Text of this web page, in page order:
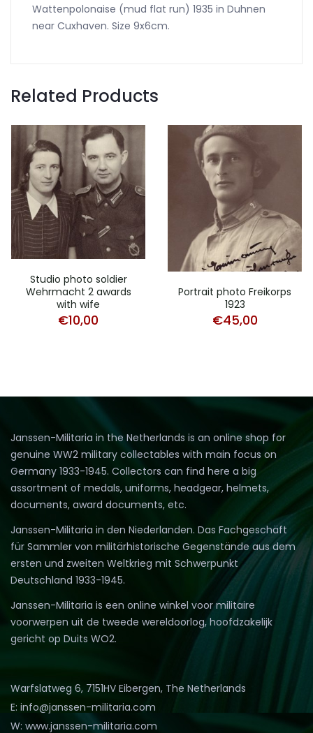
Wattenpolonaise (mud flat run) 1935 in Duhnen
near Cuxhaven. Size 9x6cm.
Related Products
Studio photo soldier
Wehrmacht 2 awards
with wife
€10,00
Portrait photo Freikorps
1923
€45,00
Janssen-Militaria in the Netherlands is an online shop for
genuine WW2 military collectables with main focus on
Germany 1933-1945. Collectors can find here a big
assortment of medals, uniforms, headgear, helmets,
documents, award documents, etc.
Janssen-Militaria in den Niederlanden. Das Fachgeschäft
für Sammler von militärhistorische Gegenstände aus dem
ersten und zweiten Weltkrieg mit Schwerpunkt
Deutschland 1933-1945.
Janssen-Militaria is een online winkel voor militaire
voorwerpen uit de tweede wereldoorlog, hoofdzakelijk
gericht op Duits WO2.
Warfslatweg 6, 7151HV Eibergen, The Netherlands
E: info@janssen-militaria.com
W: www.janssen-militaria.com